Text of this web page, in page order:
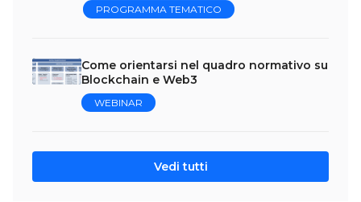
PROGRAMMA TEMATICO
Come orientarsi nel quadro normativo su
Blockchain e Web3
WEBINAR
Vedi tutti